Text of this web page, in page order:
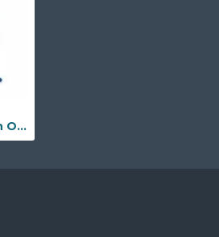
Castillo Inflable Con Obstaculos